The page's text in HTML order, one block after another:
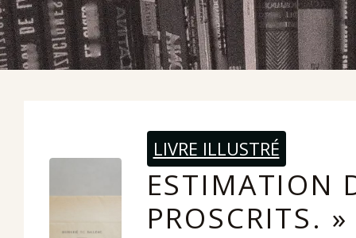
LIVRE ILLUSTRÉ
ESTIMATION
PROSCRITS. »